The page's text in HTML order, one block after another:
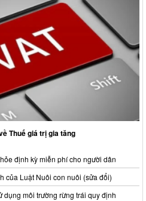
Thuế giá trị gia tăng
định kỳ miễn phí cho người dân
của Luật Nuôi con nuôi (sửa đổi)
dụng môi trường rừng trái quy định